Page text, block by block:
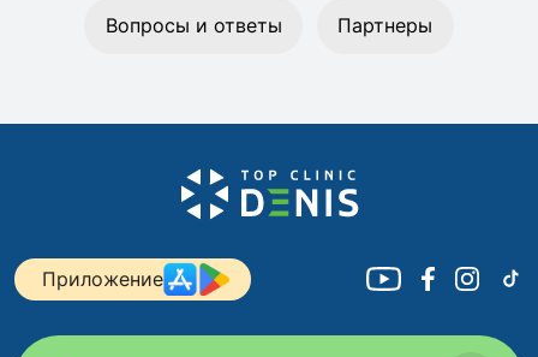
Вопросы и ответы Партнеры
Приложение